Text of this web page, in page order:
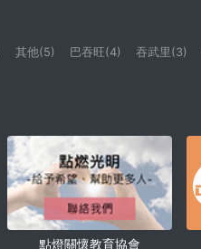
其他(5) 巴吞旺(4) 吞武里(3)
點燈關懷教育協會